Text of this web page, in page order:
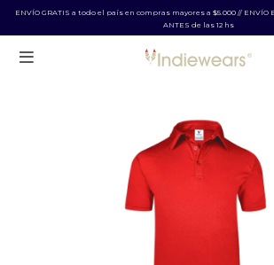
ENVÍO GRATIS a todo el país en compras mayores a $5.000 // ENVÍO
ANTES de las 12 hs
